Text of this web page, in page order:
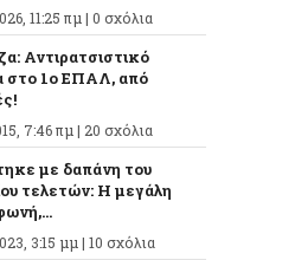
11:25 πμ | 0 σχόλια
Αντιρατσιστικό
στο 1ο ΕΠΑΛ, από
7:46 πμ | 20 σχόλια
με δαπάνη του
τελετών: Η μεγάλη
3:15 μμ | 10 σχόλια